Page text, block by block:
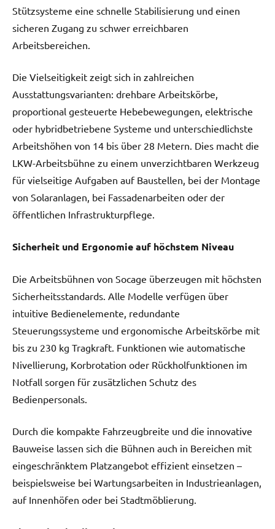
Stützsysteme eine schnelle Stabilisierung und einen
sicheren Zugang zu schwer erreichbaren
Arbeitsbereichen.
Die Vielseitigkeit zeigt sich in zahlreichen
Ausstattungsvarianten: drehbare Arbeitskörbe,
proportional gesteuerte Hebebewegungen, elektrische
oder hybridbetriebene Systeme und unterschiedlichste
Arbeitshöhen von 14 bis über 28 Metern. Dies macht die
LKW-Arbeitsbühne zu einem unverzichtbaren Werkzeug
für vielseitige Aufgaben auf Baustellen, bei der Montage
von Solaranlagen, bei Fassadenarbeiten oder der
öffentlichen Infrastrukturpflege.
Sicherheit und Ergonomie auf höchstem Niveau
Die Arbeitsbühnen von Socage überzeugen mit höchsten
Sicherheitsstandards. Alle Modelle verfügen über
intuitive Bedienelemente, redundante
Steuerungssysteme und ergonomische Arbeitskörbe mit
bis zu 230 kg Tragkraft. Funktionen wie automatische
Nivellierung, Korbrotation oder Rückholfunktionen im
Notfall sorgen für zusätzlichen Schutz des
Bedienpersonals.
Durch die kompakte Fahrzeugbreite und die innovative
Bauweise lassen sich die Bühnen auch in Bereichen mit
eingeschränktem Platzangebot effizient einsetzen –
beispielsweise bei Wartungsarbeiten in Industrieanlagen,
auf Innenhöfen oder bei Stadtmöblierung.